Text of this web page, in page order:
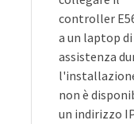
controller
a un laptop di
assistenza
non è
un indirizzo